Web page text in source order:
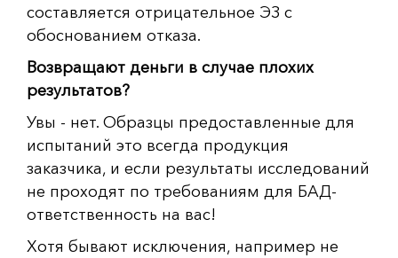
составляется отрицательное ЭЗ с
обоснованием отказа.
Возвращают деньги в случае плохих
результатов?
Увы - нет. Образцы предоставленные для
испытаний это всегда продукция
заказчика, и если результаты исследований
не проходят по требованиям для БАД-
ответственность на вас!
Хотя бывают исключения, например не